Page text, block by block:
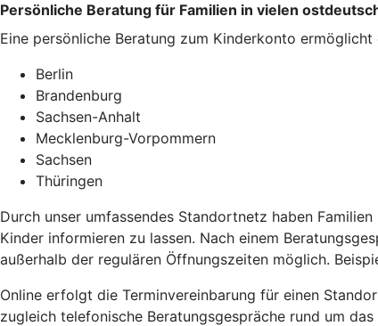
Persönliche Beratung für Familien in vielen
Eine persönliche Beratung zum Kinderkonto
Berlin
Brandenburg
Sachsen-Anhalt
Mecklenburg-Vorpommern
Sachsen
Thüringen
Durch unser umfassendes Standortnetz haben
Kinder informieren zu lassen. Nach einem
außerhalb der regulären Öffnungszeiten möglich.
Online erfolgt die Terminvereinbarung für einen
zugleich telefonische Beratungsgespräche rund um